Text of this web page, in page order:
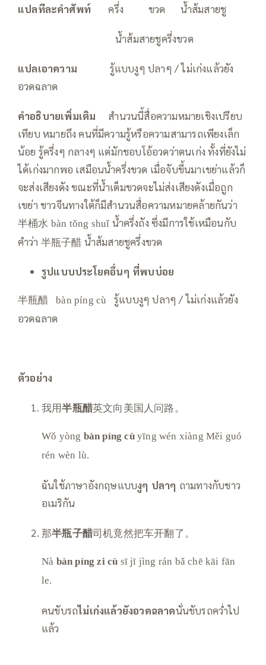
แปลทีละคำศัพท์ ครึ่ง ขวด น้ำส้มสายชู
น้ำส้มสายชูครึ่งขวด
แปลเอาความ รู้แบบงูๆ ปลาๆ / ไม่เก่งแล้วยัง
อวดฉลาด
คำอธิบายเพิ่มเติม สำนวนนี้สื่อความหมายเชิงเปรียบ
เทียบ หมายถึง คนที่มีความรู้หรือความสามารถเพียงเล็ก
น้อย รู้ครึ่งๆ กลางๆ แต่มักชอบโอ้อวดว่าตนเก่ง ทั้งที่ยังไม่
ได้เก่งมากพอ เสมือนน้ำครึ่งขวด เมื่อจับขึ้นมาเขย่าแล้วก็
จะส่งเสียงดัง ขณะที่น้ำเต็มขวดจะไม่ส่งเสียงดังเมื่อถูก
เขย่า ชาวจีนทางใต้ก็มีสำนวนสื่อความหมายคล้ายกันว่า
半桶水 bàn tǒng shuǐ น้ำครึ่งถัง ซึ่งมีการใช้เหมือนกับ
คำว่า 半瓶子醋 น้ำส้มสายชูครึ่งขวด
รูปแบบประโยคอื่นๆ ที่พบบ่อย
半瓶醋 bàn píng cù
รู้แบบงูๆ ปลาๆ / ไม่เก่งแล้วยัง
อวดฉลาด
ตัวอย่าง
我用半瓶醋英文向美国人问路。
Wǒ yòng bàn píng cùyīng wén xiàng Měi guó
rén wèn lù.
ฉันใช้ภาษาอังกฤษแบบงูๆ ปลาๆ ถามทางกับชาว
อเมริกัน
那半瓶子醋司机竟然把车开翻了。
Nà bàn píng zi cù sī jī jìng rán bǎ chē kāi fān
le.
คนขับรถไม่เก่งแล้วยังอวดฉลาดนั่นขับรถคว่ำไป
แล้ว